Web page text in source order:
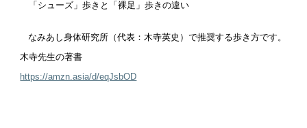
「シューズ」歩きと「裸足」歩きの違い
なみあし身体研究所（代表：木寺英史）で推奨する歩き方です。
木寺先生の著書
https://amzn.asia/d/eqJsbOD